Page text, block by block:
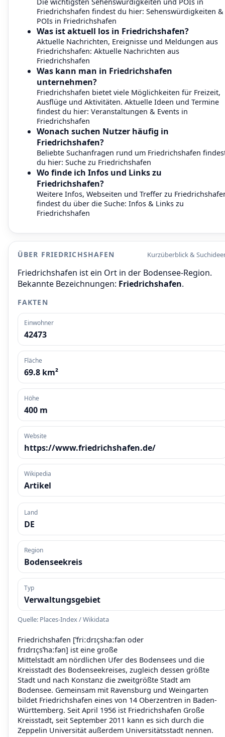
Die wichtigsten Sehenswürdigkeiten und POIs in
Friedrichshafen findest du hier: Sehenswürdigkeiten &
POIs in Friedrichshafen
Was ist aktuell los in Friedrichshafen?
Aktuelle Nachrichten, Ereignisse und Meldungen aus
Friedrichshafen: Aktuelle Nachrichten aus
Friedrichshafen
Was kann man in Friedrichshafen
unternehmen?
Friedrichshafen bietet viele Möglichkeiten für Freizeit,
Ausflüge und Aktivitäten. Aktuelle Ideen und Termine
findest du hier: Veranstaltungen & Events in
Friedrichshafen
Wonach suchen Nutzer häufig in
Friedrichshafen?
Beliebte Suchanfragen rund um Friedrichshafen
du hier: Suche zu Friedrichshafen
Wo finde ich Infos und Links zu
Friedrichshafen?
Weitere Infos, Webseiten und Treffer zu
findest du über die Suche: Infos & Links zu
Friedrichshafen
ÜBER FRIEDRICHSHAFEN Kurzüberblick &
Friedrichshafen ist ein Ort in der Bodensee-Region.
Bekannte Bezeichnungen: Friedrichshafen.
FAKTEN
Einwohner
42473
Fläche
69.8 km²
Höhe
400 m
Website
https://www.friedrichshafen.de/
Wikipedia
Artikel
Land
DE
Region
Bodenseekreis
Typ
Verwaltungsgebiet
Quelle: Places-Index / Wikidata
Friedrichshafen [ˈfriːdrɪçshaːfən oder
frɪdrɪçsˈhaːfən] ist eine große
Mittelstadt am nördlichen Ufer des Bodensees und die
Kreisstadt des Bodenseekreises, zugleich dessen größte
Stadt und nach Konstanz die zweitgrößte Stadt am
Bodensee. Gemeinsam mit Ravensburg und Weingarten
bildet Friedrichshafen eines von 14 Oberzentren in Baden-
Württemberg. Seit April 1956 ist Friedrichshafen Große
Kreisstadt, seit September 2011 kann es sich durch die
Zeppelin Universität außerdem Universitätsstadt nennen.